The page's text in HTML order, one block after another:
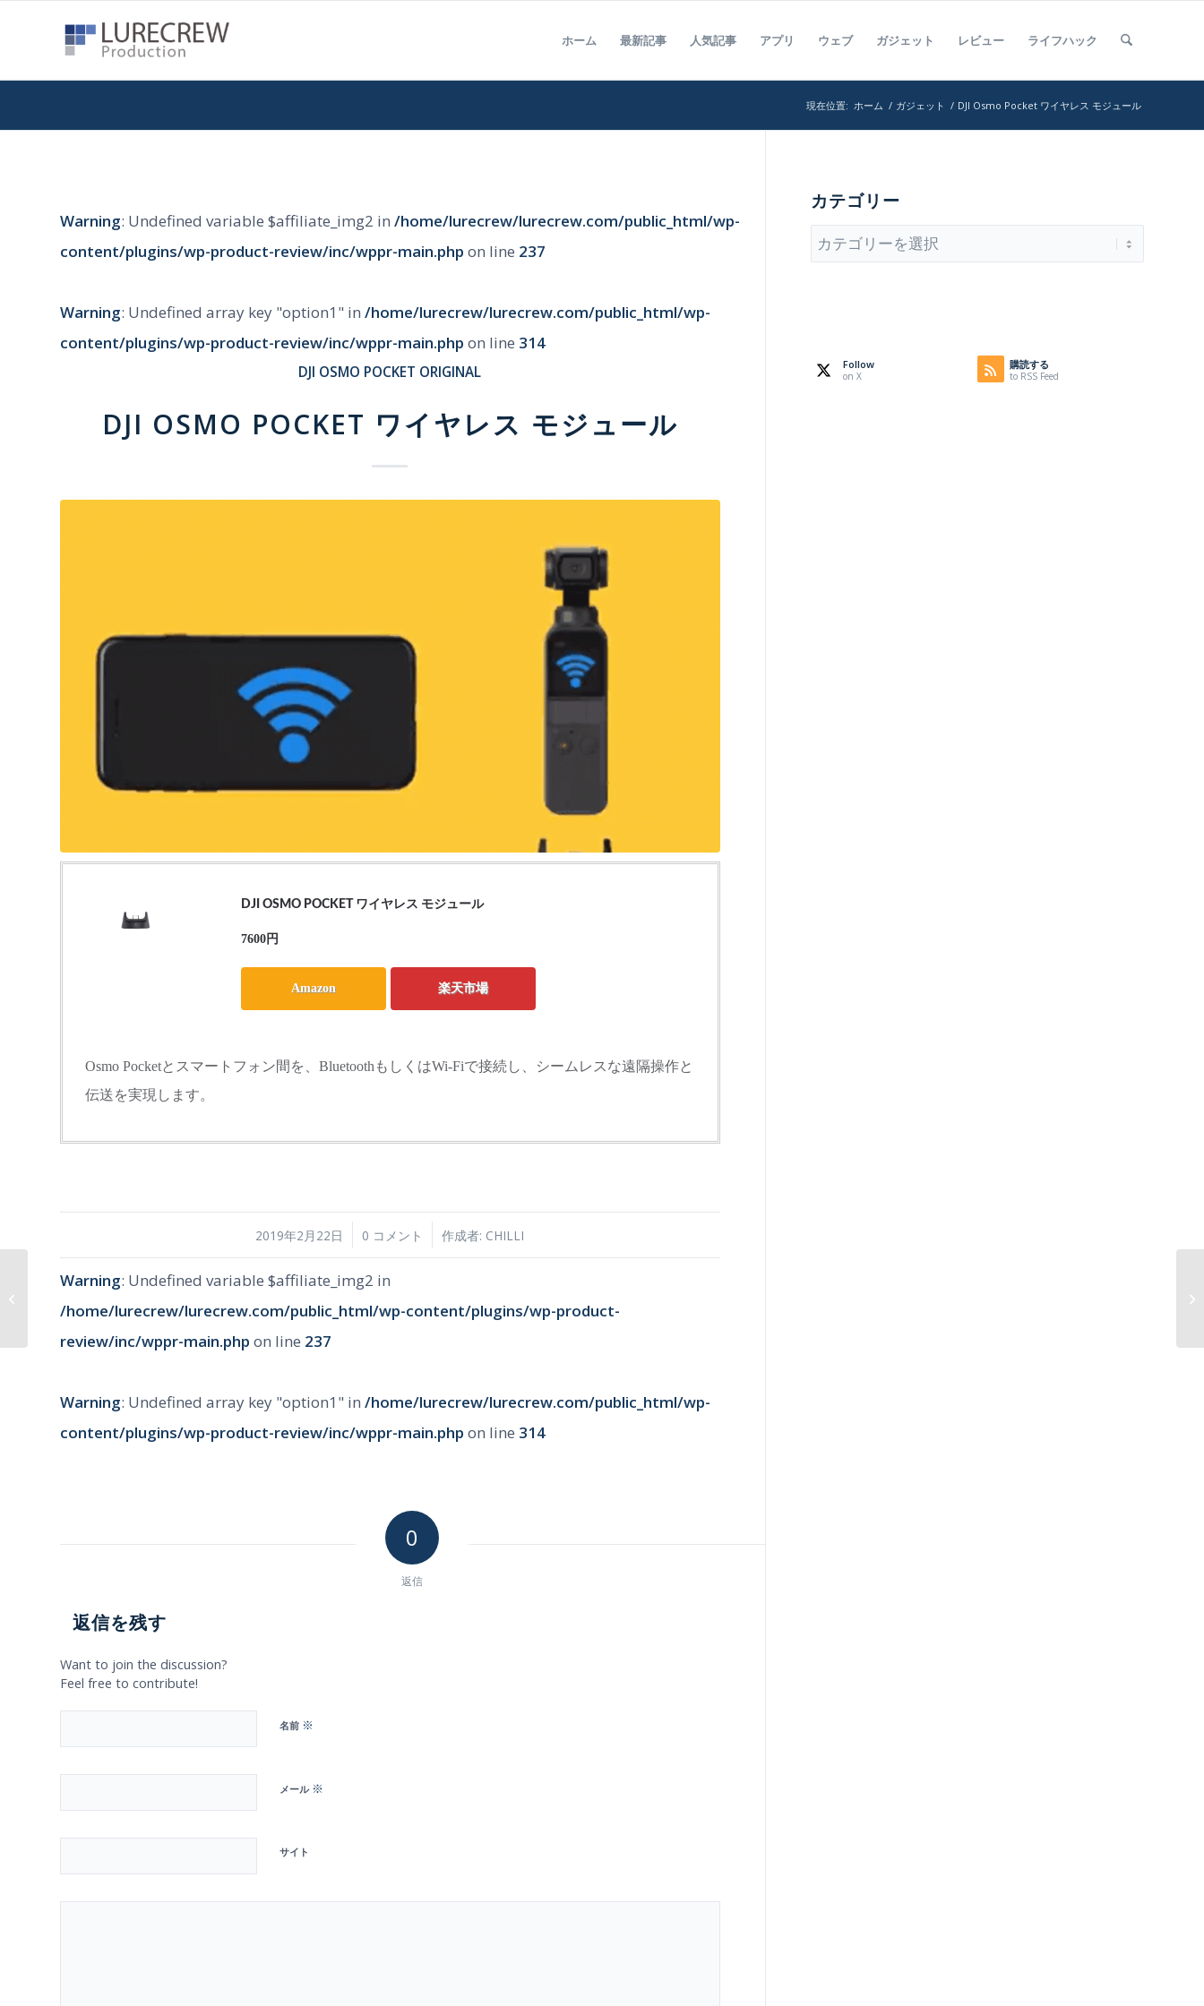
ホーム 最新記事 人気記事 アプリ ウェブ ガジェット レビュー ライフハック
現在位置: ホーム / ガジェット / DJI Osmo Pocket ワイヤレス モジュール
Warning: Undefined variable $affiliate_img2 in /home/lurecrew/lurecrew.com/public_html/wp-
content/plugins/wp-product-review/inc/wppr-main.php on line 237
Warning: Undefined array key "option1" in /home/lurecrew/lurecrew.com/public_html/wp-
content/plugins/wp-product-review/inc/wppr-main.php on line 314
DJI OSMO POCKET ORIGINAL
DJI OSMO POCKET ワイヤレス モジュール
DJI OSMO POCKET ワイヤレス モジュール
7600 円
Amazon 楽天市場
Osmo Pocketとスマートフォン間を、BluetoothもしくはWi-Fiで接続し、シームレスな遠隔操作と
伝送を実現します。
2019年2月22日
/ 0 コメント
/ 作成者: CHILLI
Warning: Undefined variable $affiliate_img2 in
/home/lurecrew/lurecrew.com/public_html/wp-content/plugins/wp-product-
review/inc/wppr-main.php on line 237
Warning: Undefined array key "option1" in /home/lurecrew/lurecrew.com/public_html/wp-
content/plugins/wp-product-review/inc/wppr-main.php on line 314
0
返信
返信を残す
Want to join the discussion?
Feel free to contribute!
名前 ※
メール ※
サイト
カテゴリー
カ
テ
Follow
on X
購読する
to RSS Feed
DJI Osmo Pocket 充電ケ